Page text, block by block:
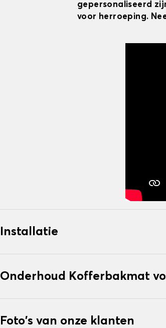
gepersonaliseerd
voor herroeping.
Installatie
Onderhoud Kofferbakmat
Foto's van onze klanten